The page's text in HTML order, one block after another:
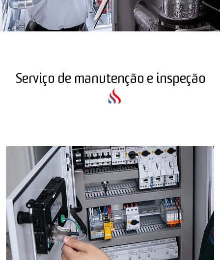
Serviço de manutenção e inspeção